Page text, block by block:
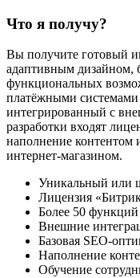
Что я получу?
Вы получите готовый
адаптивным дизайном,
функциональных
платёжными
интегрированный с
разработки входят
наполнение контентом
интернет-магазином.
Уникальный или
Лицензия
Более 50 функций
Внешние
Базовая SEO-
Наполнение
Обучение